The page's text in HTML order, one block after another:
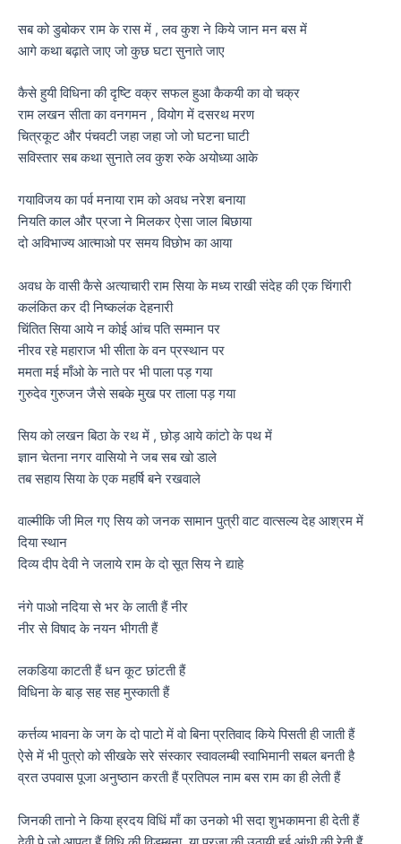
सब को डुबोकर राम के रास में , लव कुश ने किये जान मन बस में
आगे कथा बढ़ाते जाए जो कुछ घटा सुनाते जाए
कैसे हुयी विधिना की दृष्टि वक्र सफल हुआ कैकयी का वो चक्र
राम लखन सीता का वनगमन , वियोग में दसरथ मरण
चित्रकूट और पंचवटी जहा जहा जो जो घटना घाटी
सविस्तार सब कथा सुनाते लव कुश रुके अयोध्या आके
गयाविजय का पर्व मनाया राम को अवध नरेश बनाया
नियति काल और प्रजा ने मिलकर ऐसा जाल बिछाया
दो अविभाज्य आत्माओ पर समय विछोभ का आया
अवध के वासी कैसे अत्याचारी राम सिया के मध्य राखी संदेह की एक चिंगारी
कलंकित कर दी निष्कलंक देहनारी
चिंतित सिया आये न कोई आंच पति सम्मान पर
नीरव रहे महाराज भी सीता के वन प्रस्थान पर
ममता मई माँओ के नाते पर भी पाला पड़ गया
गुरुदेव गुरुजन जैसे सबके मुख पर ताला पड़ गया
सिय को लखन बिठा के रथ में , छोड़ आये कांटो के पथ में
ज्ञान चेतना नगर वासियो ने जब सब खो डाले
तब सहाय सिया के एक महर्षि बने रखवाले
वाल्मीकि जी मिल गए सिय को जनक सामान पुत्री वाट वात्सल्य देह आश्रम में
दिया स्थान
दिव्य दीप देवी ने जलाये राम के दो सूत सिय ने द्याहे
नंगे पाओ नदिया से भर के लाती हैं नीर
नीर से विषाद के नयन भीगती हैं
लकडिया काटती हैं धन कूट छांटती हैं
विधिना के बाड़ सह सह मुस्काती हैं
कर्त्तव्य भावना के जग के दो पाटो में वो बिना प्रतिवाद किये पिसती ही जाती हैं
ऐसे में भी पुत्रो को सीखके सरे संस्कार स्वावलम्बी स्वाभिमानी सबल बनती है
व्रत उपवास पूजा अनुष्ठान करती हैं प्रतिपल नाम बस राम का ही लेती हैं
जिनकी तानो ने किया ह्रदय विधिं माँ का उनको भी सदा शुभकामना ही देती हैं